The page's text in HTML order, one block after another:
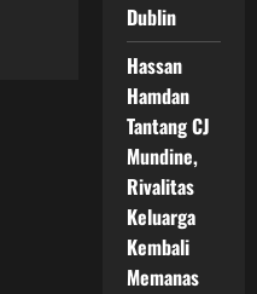
Dublin
Hassan
Hamdan
Tantang CJ
Mundine,
Rivalitas
Keluarga
Kembali
Memanas